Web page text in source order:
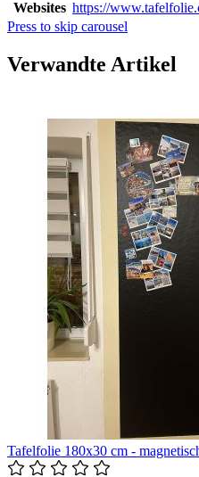
Websites https://
Press to skip carousel
Verwandte Artikel
Tafelfolie 180x30 cm -